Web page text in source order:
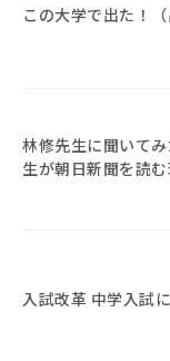
この大学で出た！（
林修先生に聞いて
生が朝日新聞を読む
入試改革 中学入試